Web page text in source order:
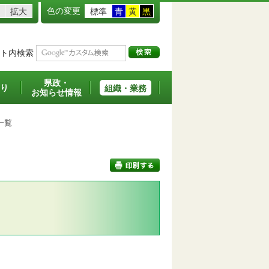
拡大 色の変更 標準 青 黄 黒
内検索
県政・
お知らせ情報
組織・業務
覧